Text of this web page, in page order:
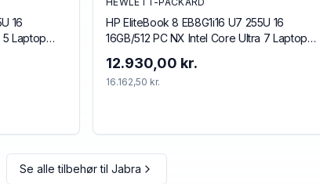
16
5 Laptop
Pro AI PC
HP EliteBook 8 EB8G1i16 U7 255U 16
16GB/512 PC NX Intel Core Ultra 7 Laptop
SSD Wi-Fi 7 (802.11be) Windows 11 Pro AI PC
Silver
12.930,00 kr.
16.162,50 kr.
Se alle tilbehør til Jabra